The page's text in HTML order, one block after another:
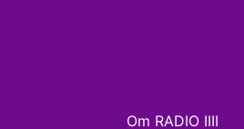
Om RADIO IIII